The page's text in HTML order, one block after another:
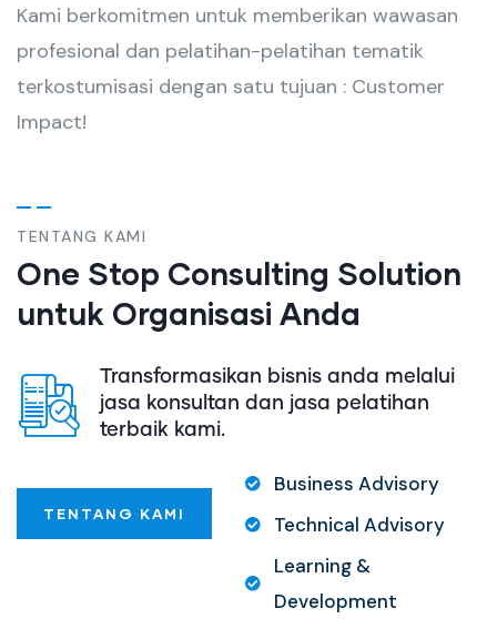
Kami berkomitmen untuk memberikan wawasan
profesional dan pelatihan-pelatihan tematik
terkostumisasi dengan satu tujuan : Customer
Impact!
TENTANG KAMI
One Stop Consulting Solution
untuk Organisasi Anda
Transformasikan bisnis anda melalui
jasa konsultan dan jasa pelatihan
terbaik kami.
TENTANG KAMI
Business Advisory
Technical Advisory
Learning &
Development